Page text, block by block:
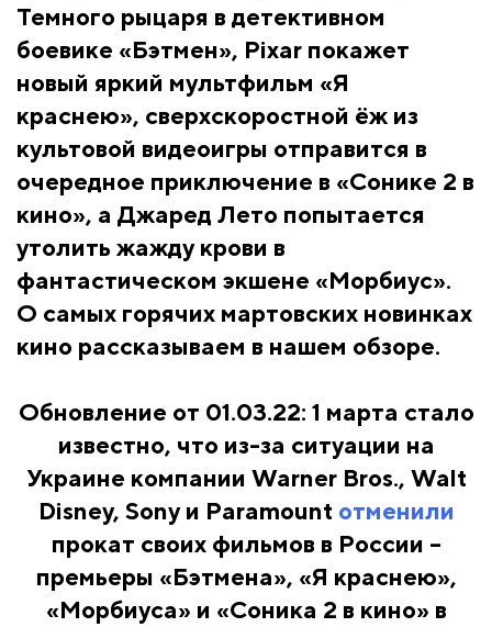
Темного рыцаря в детективном
боевике «Бэтмен», Pixar покажет
новый яркий мультфильм «Я
краснею», сверхскоростной ёж из
культовой видеоигры отправится в
очередное приключение в «Сонике 2 в
кино», а Джаред Лето попытается
утолить жажду крови в
фантастическом экшене «Морбиус».
О самых горячих мартовских новинках
кино рассказываем в нашем обзоре.
Обновление от 01.03.22: 1 марта стало
известно, что из-за ситуации на
Украине компании Warner Bros., Walt
Disney, Sony и Paramount отменили
прокат своих фильмов в России –
премьеры «Бэтмена», «Я краснею»,
«Морбиуса» и «Соника 2 в кино» в